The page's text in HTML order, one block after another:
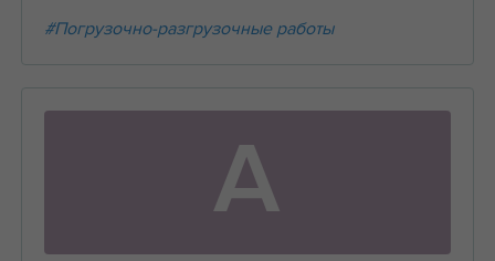
#Погрузочно-разгрузочные работы
А